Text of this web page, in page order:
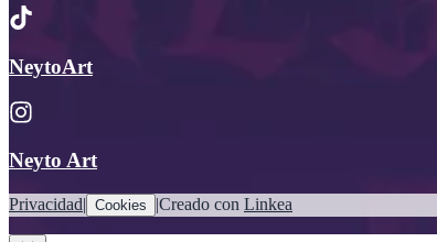
NeytoArt
Neyto Art
Privacidad| Cookies |Creado con Linkea